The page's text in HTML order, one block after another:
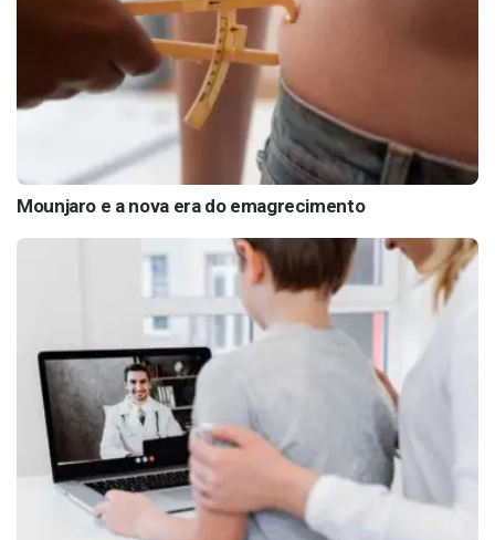
Mounjaro e a nova era do emagrecimento